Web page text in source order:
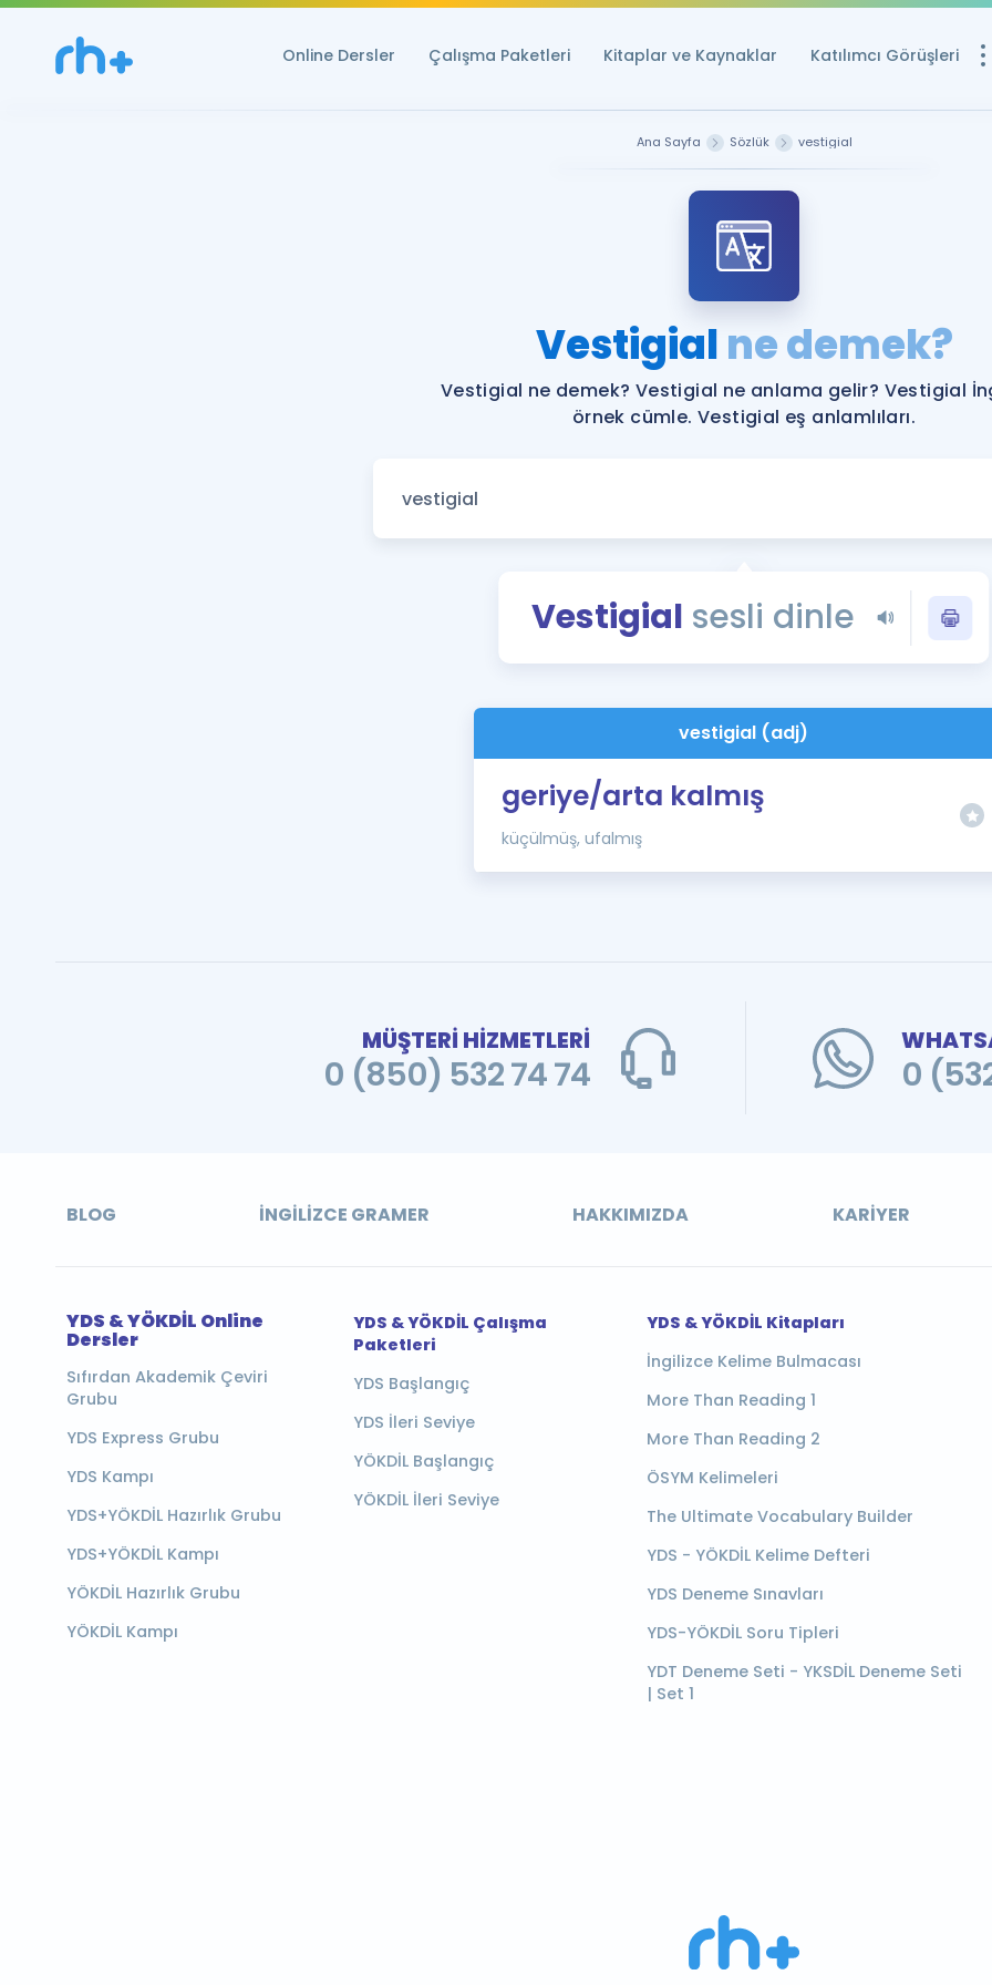
Online Dersler Çalışma Paketleri Kitaplar ve Kaynaklar Katılımcı Görüşleri
YDS ve YÖKDİL
Rehberlik Aracı
YDS ve YÖKDİL'e
Tüm ÖSYM
YDS - YÖKDİL
İngilizce Gramer
Ana Sayfa Sözlük vestigial
Vestigialne demek?
Vestigial ne demek? Vestigial ne anlama gelir? Vestigial
örnek cümle. Vestigial eş anlamlıları.
Vestigial sesli dinle
vestigial (adj)
geriye/arta kalmış
küçülmüş, ufalmış
MÜŞTERİ HİZMETLERİ
0 (850) 532 74 74 0
BLOG İNGILIZCE GRAMER HAKKIMIZDA KARIYER
YDS & YÖKDİL Online
Dersler
Sıfırdan Akademik Çeviri
Grubu
YDS Express Grubu
YDS Kampı
YDS+YÖKDİL Hazırlık Grubu
YDS+YÖKDİL Kampı
YÖKDİL Hazırlık Grubu
YÖKDİL Kampı
YDS & YÖKDİL Çalışma
Paketleri
YDS Başlangıç
YDS İleri Seviye
YÖKDİL Başlangıç
YÖKDİL İleri Seviye
YDS & YÖKDİL Kitapları
İngilizce Kelime Bulmacası
More Than Reading 1
More Than Reading 2
ÖSYM Kelimeleri
The Ultimate Vocabulary Builder
YDS - YÖKDİL Kelime Defteri
YDS Deneme Sınavları
YDS-YÖKDİL Soru Tipleri
YDT Deneme Seti - YKSDİL Deneme Seti
| Set 1